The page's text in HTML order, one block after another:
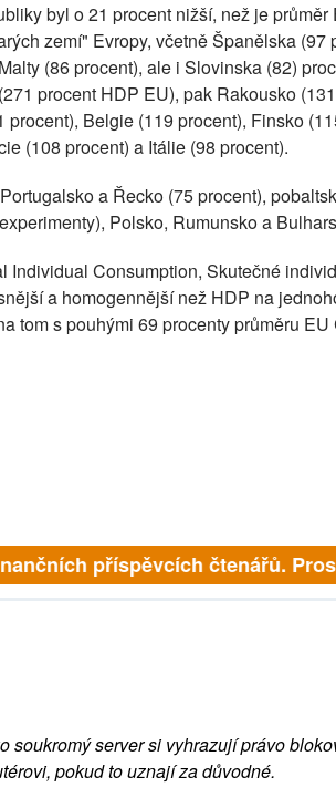
byl o 21 procent nižší, než je průměr
zemí" Evropy, včetně Španělska (97
(86 procent), ale i Slovinska (82)
procent HDP EU), pak Rakousko
procent), Belgie (119 procent), Finsko
(108 procent) a Itálie (98 procent).
a Řecko (75 procent),
Polsko, Rumunsko a
Individual Consumption, Skutečné
a homogennější než HDP na
tom s pouhými 69 procenty průměru EU
příspěvcích čtenářů.
soukromý server si vyhrazují právo
pokud to uznají za důvodné.